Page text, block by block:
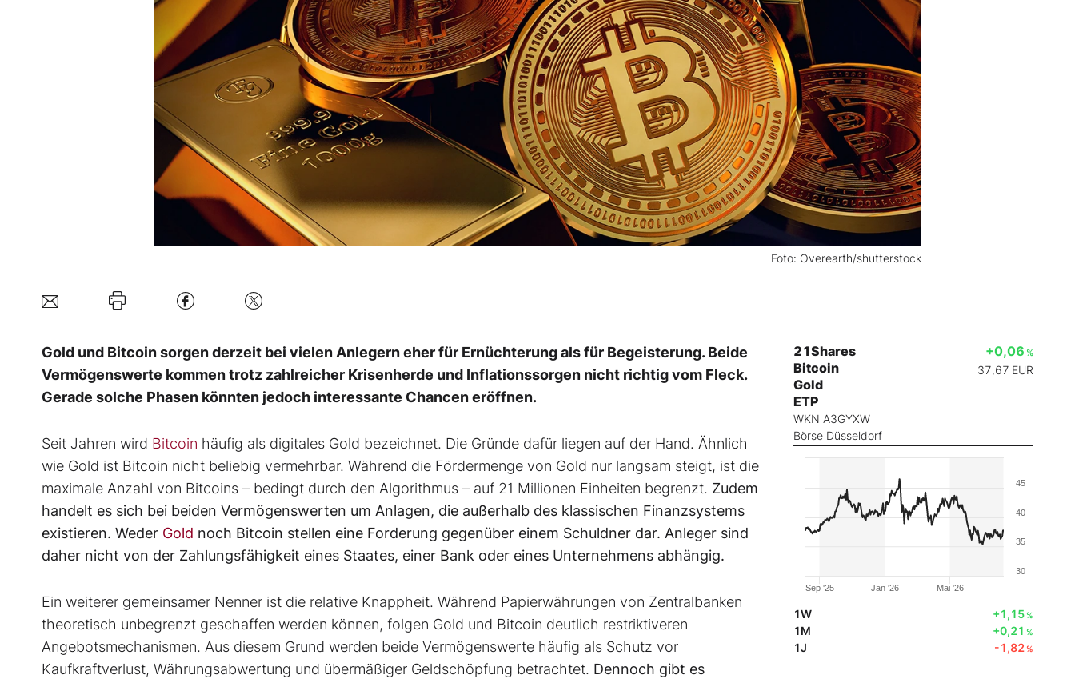
Kontakt
Foto: Overearth/shutterstock
Gold und Bitcoin sorgen derzeit bei vielen Anlegern eher für Ernüchterung als für Begeisterung. Beide
Vermögenswerte kommen trotz zahlreicher Krisenherde und Inflationssorgen nicht richtig vom Fleck.
Gerade solche Phasen könnten jedoch interessante Chancen eröffnen.
Seit Jahren wird Bitcoin häufig als digitales Gold bezeichnet. Die Gründe dafür liegen auf der Hand. Ähnlich
wie Gold ist Bitcoin nicht beliebig vermehrbar. Während die Fördermenge von Gold nur langsam steigt, ist die
maximale Anzahl von Bitcoins – bedingt durch den Algorithmus – auf 21 Millionen Einheiten begrenzt. Zudem
handelt es sich bei beiden Vermögenswerten um Anlagen, die außerhalb des klassischen Finanzsystems
existieren. Weder Gold noch Bitcoin stellen eine Forderung gegenüber einem Schuldner dar. Anleger sind
daher nicht von der Zahlungsfähigkeit eines Staates, einer Bank oder eines Unternehmens abhängig.
Ein weiterer gemeinsamer Nenner ist die relative Knappheit. Während Papierwährungen von Zentralbanken
theoretisch unbegrenzt geschaffen werden können, folgen Gold und Bitcoin deutlich restriktiveren
Angebotsmechanismen. Aus diesem Grund werden beide Vermögenswerte häufig als Schutz vor
Kaufkraftverlust, Währungsabwertung und übermäßiger Geldschöpfung betrachtet. Dennoch gibt es
21Shares
Bitcoin
Gold
ETP
WKN A3GYXW
Börse Düsseldorf
+0,06 %
37,67 EUR
Jan '26
Sep '25 Mai '26
30
35
40
45
1W +1,15%
1M +0,21 %
1J -1,82%